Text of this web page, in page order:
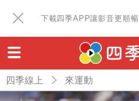
下載四季APP讓影音更順暢
四季線上 來運動